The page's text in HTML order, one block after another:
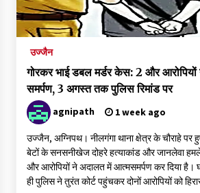
उज्जैन
गोरकर भाई डबल मर्डर केस: 2 और आरोपियों
समर्पण, 3 अगस्त तक पुलिस रिमांड पर
agnipath 1 week ago
उज्जैन, अग्निपथ। नीलगंगा थाना क्षेत्र के चौराहे पर
बेटों के सनसनीखेज दोहरे हत्याकांड और जानलेवा
और आरोपियों ने अदालत में आत्मसमर्पण कर दिया है।
ही पुलिस ने तुरंत कोर्ट पहुंचकर दोनों आरोपियों को